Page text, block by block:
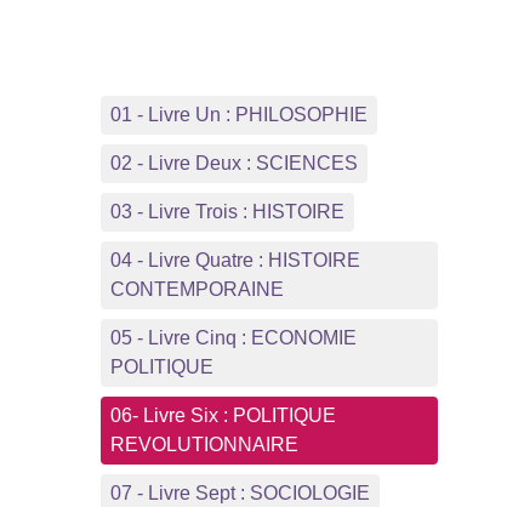
01 - Livre Un : PHILOSOPHIE
02 - Livre Deux : SCIENCES
03 - Livre Trois : HISTOIRE
04 - Livre Quatre : HISTOIRE
CONTEMPORAINE
05 - Livre Cinq : ECONOMIE
POLITIQUE
06- Livre Six : POLITIQUE
REVOLUTIONNAIRE
07 - Livre Sept : SOCIOLOGIE